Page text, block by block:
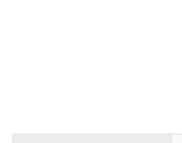
河北中废